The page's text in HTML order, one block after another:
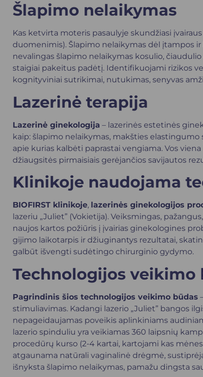
Šlapimo nelaikymas
Kas ketvirta moteris pasaulyje skundžiasi
duomenimis). Šlapimo nelaikymas dėl įtampos
nevalingas šlapimo nelaikymas kosulio,
staigiai pakeitus padėtį. Identifikuojami rizikos
kognityviniai sutrikimai, nutukimas, senyvas
Lazerinė terapija
Lazerinė ginekologija – lazerinės estetinės
kaip: šlapimo nelaikymas, makšties
apie kurias kalbėti paprastai vengiama. Vos
džiaugsitės pirmaisiais gerėjančios savijautos
Klinikoje naudojama
BIOFIRST klinikoje, lazerinės ginekologijos
lazeriu „Juliet” (Vokietija). Veiksmingas,
naujos kartos požiūris į įvairias ginekologines
gijimo laikotarpis ir džiuginantys rezultatai,
galbūt išvengti sudėtingo chirurginio gydymo.
Technologijos veikimo
Pagrindinis šios technologijos veikimo būdas
stimuliavimas. Kadangi lazerio „Juliet” bangos
nepageidaujamas poveikis aplinkiniams
lazerio spinduliu yra veikiamas 360 laipsnių
procedūrų kurso (2-4 kartai, kartojami kas
atgaunama natūrali vaginalinė drėgmė,
išnyksta šlapimo nelaikymas, pamažu dingsta